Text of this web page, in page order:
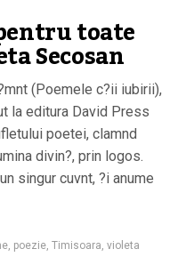
toate
Secosan
(Poemele c?ii iubirii),
la editura David Press
poetei, clamnd
divin?, prin logos.
singur cuvnt, ?i anume
, poezie, Timisoara, violeta